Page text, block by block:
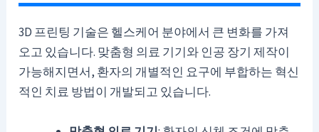
3D 프린팅 기술은 헬스케어 분야에서 큰 변화를 가져
오고 있습니다. 맞춤형 의료 기기와 인공 장기 제작이
가능해지면서, 환자의 개별적인 요구에 부합하는 혁신
적인 치료 방법이 개발되고 있습니다.